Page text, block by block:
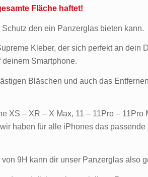
Fläche haftet!
den ein Panzerglas bieten kann.
Kleber, der sich perfekt an dein
Smartphone.
Bläschen und auch das
XS – XR – X Max, 11 – 11Pro –
haben für alle iPhones das
von 9H kann dir unser Panzerglas also